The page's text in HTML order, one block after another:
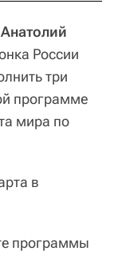
России
три
программе
мира по
в
программы